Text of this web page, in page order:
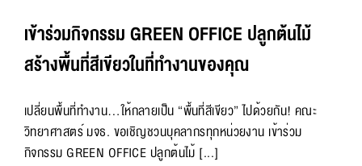
เข้าร่วมกิจกรรม GREEN OFFICE ปลูกต้นไม้
สร้างพื้นที่สีเขียวในที่ทำงานของคุณ
เปลี่ยนพื้นที่ทำงาน…ให้กลายเป็น “พื้นที่สีเขียว” ไปด้วยกัน! คณะ
วิทยาศาสตร์ มจธ. ขอเชิญชวนบุคลากรทุกหน่วยงาน เข้าร่วม
กิจกรรม GREEN OFFICE ปลูกต้นไม้ [...]